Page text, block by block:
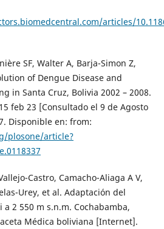
articles/
SF, Walter A, Barja-Simon Z,
of Dengue Disease and
in Santa Cruz, Bolivia 2002 – 2008.
feb 23 [Consultado el 9 de Agosto
Disponible en: from:
plosone/article?
Castro, Camacho-Aliaga A V,
Urey, et al. Adaptación del
2 550 m s.n.m. Cochabamba,
Médica boliviana [Internet].